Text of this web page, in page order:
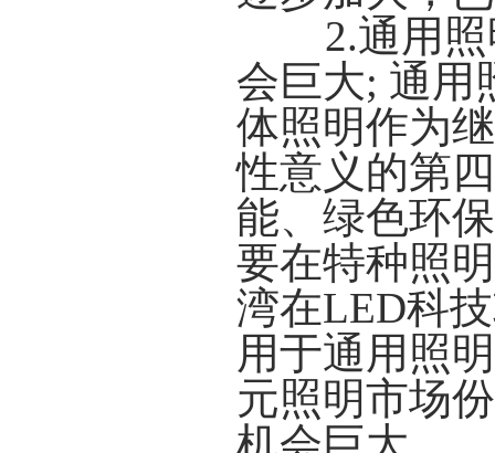
2.通用
会巨大; 通用
体照明作为
性意义的第
能、绿色环
要在特种照
湾在LED科
用于通用照
元照明市场